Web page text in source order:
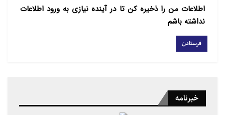
اطلاعات من را ذخیره کن تا در آینده نیازی به ورود اطلاعات
نداشته باشم
خبرنامه